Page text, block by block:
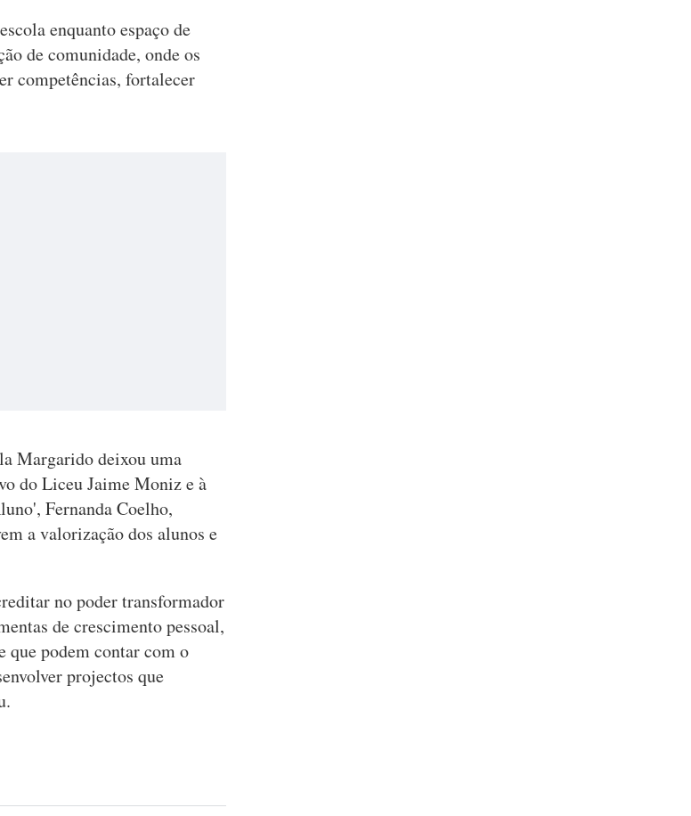
enquanto espaço de
de comunidade, onde os
competências, fortalecer
Margarido deixou uma
do Liceu Jaime Moniz e à
Fernanda Coelho,
a valorização dos alunos e
no poder transformador
de crescimento pessoal,
que podem contar com o
projectos que